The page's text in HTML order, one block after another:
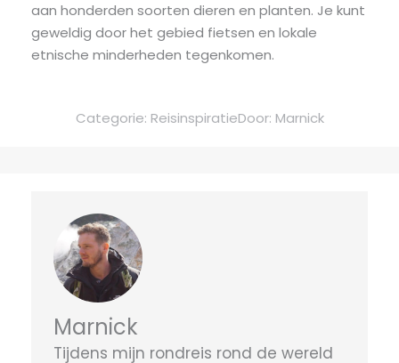
aan honderden soorten dieren en planten. Je kunt
geweldig door het gebied fietsen en lokale
etnische minderheden tegenkomen.
Categorie: ReisinspiratieDoor: Marnick
Marnick
Tijdens mijn rondreis rond de wereld